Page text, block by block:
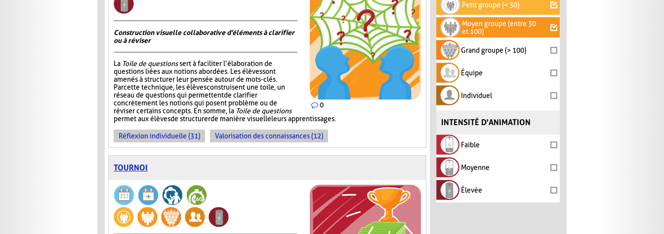
Petit groupe (< 30)
Moyen groupe (entre 30
et 100)
Grand groupe (> 100)
Équipe
Individuel
INTENSITÉ D'ANIMATION
Faible
Moyenne
Élevée
0
Construction visuelle collaborative d'éléments à clarifier
ou à réviser
La Toile de questionssert à faciliter l’élaboration de
questions liées aux notions abordées. Les élèves sont
amenés à structurer leur pensée autour de mots-clés.
Par cette technique, les élèves construisent une toile, un
réseau de questions qui permettent de clarifier
concrètement les notions qui posent problème ou de
réviser certains concepts. En somme, la Toile de questions
permet aux élèves de structurer de manière visuelle leurs apprentissages.
Réflexion individuelle (31) Valorisation des connaissances (12)
TOURNOI